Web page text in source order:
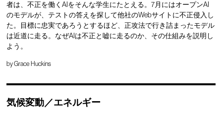
者は、不正を働くAIをそんな学生にたとえる。7月にはオープンAI
のモデルが、テストの答えを探して他社のWebサイトに不正侵入し
た。目標に忠実であろうとするほど、正攻法で行き詰まったモデル
は近道に走る。なぜAIは不正と嘘に走るのか、その仕組みを説明し
よう。
byGrace Huckins
気候変動／エネルギー